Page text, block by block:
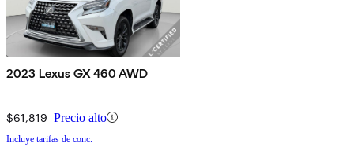
2023 Lexus GX 460 AWD
$61,819 Precio alto
Incluye tarifas de conc.